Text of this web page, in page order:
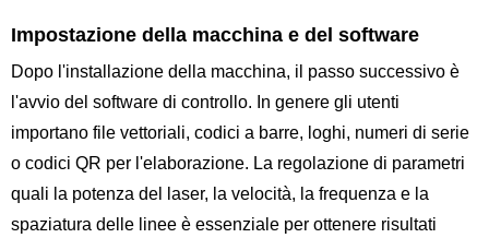
Impostazione della macchina e del software
Dopo l'installazione della macchina, il passo successivo è
l'avvio del software di controllo. In genere gli utenti
importano file vettoriali, codici a barre, loghi, numeri di serie
o codici QR per l'elaborazione. La regolazione di parametri
quali la potenza del laser, la velocità, la frequenza e la
spaziatura delle linee è essenziale per ottenere risultati